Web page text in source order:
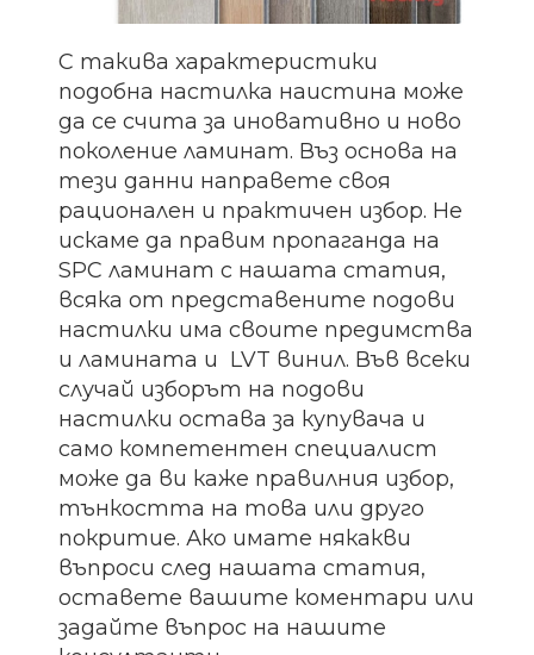
С такива характеристики
подобна настилка наистина може
да се счита за иновативно и ново
поколение ламинат. Въз основа на
тези данни направете своя
рационален и практичен избор. Не
искаме да правим пропаганда на
SPC ламинат с нашата статия,
всяка от представените подови
настилки има своите предимства
и ламината и LVT винил. Във всеки
случай изборът на подови
настилки остава за купувача и
само компетентен специалист
може да ви каже правилния избор,
тънкостта на това или друго
покритие. Ако имате някакви
въпроси след нашата статия,
оставете вашите коментари или
задайте въпрос на нашите